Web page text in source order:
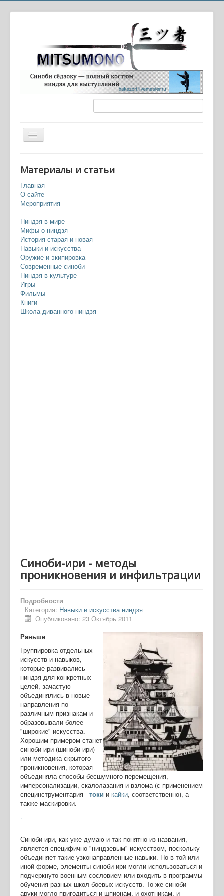
Вы здесь:
Синоби-ири - методы проникновения и инфильтрации
Материалы и статьи
Главная
О сайте
Мероприятия
Ниндзя в мире
Мифы о ниндзя
История старая и новая
Навыки и искусства
Оружие и экипировка
Современные синоби
Ниндзя в культуре
Игры
Фильмы
Книги
Школа диванного ниндзя
Синоби-ири - методы
проникновения и инфильтрации
Подробности
Категория: Навыки и искусства ниндзя
Опубликовано: 23 Октябрь 2011
Раньше
Группировка отдельных
искусств и навыков,
которые развивались
ниндзя для конкретных
целей, зачастую
объединялись в новые
направления по
различным признакам и
образовывали более
"широкие" искусства.
Хорошим примером станет
синоби-ири (шиноби ири)
или методика скрытого
проникновения, которая
объединяла способы бесшумного перемещения,
имперсонализации, скалолазания и взлома (с применением
специнструментария - токи и кайки, соответственно), а
также маскировки.
.
Синоби-ири, как уже думаю и так понятно из названия,
является специфично "ниндзевым" искусством, поскольку
объединяет такие узконаправленные навыки. Но в той или
иной форме, элементы синоби ири могли использоваться и
подчеркнуто военным сословием или входить в программы
обучения разных школ боевых искусств. То же синоби-
аруки могло пригодиться и шпионам, и охотникам, и